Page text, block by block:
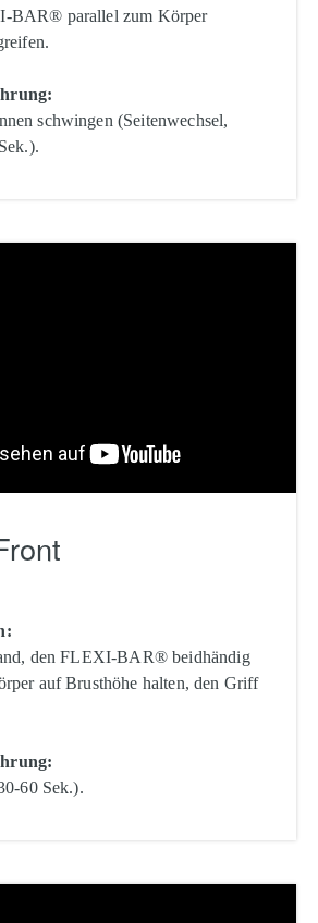
BAR® parallel zum Körper
schwingen (Seitenwechsel,
den FLEXI-BAR® beidhändig
auf Brusthöhe halten, den Griff
60 Sek.).